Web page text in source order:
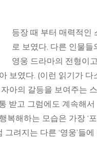
등장 때 부터 매력적인
로 보였다. 다른 인물
영웅 드라마의 전형이
보였다. (이런 읽기가
아의 갈등을 보여주는
받고 그럼에도 계속해
복해하는 모습은 가장 ‘
려지는 다른 ‘영웅’들